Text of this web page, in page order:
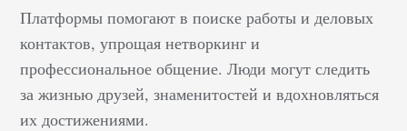
Платформы помогают в поиске работы и деловых
контактов, упрощая нетворкинг и
профессиональное общение. Люди могут следить
за жизнью друзей, знаменитостей и вдохновляться
их достижениями.